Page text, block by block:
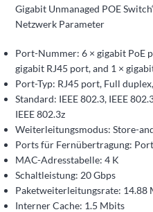
Gigabit Unmanaged POE
Netzwerk Parameter
Port-Nummer: 6 × gigabit PoE
gigabit RJ45 port, and 1 ×
Port-Typ: RJ45 port, Full
Standard: IEEE 802.3, IEEE
IEEE 802.3z
Weiterleitungsmodus: Store-
Ports für Fernübertragung:
MAC-Adresstabelle: 4 K
Schaltleistung: 20 Gbps
Paketweiterleitungsrate: 14.88
Interner Cache: 1.5 Mbits